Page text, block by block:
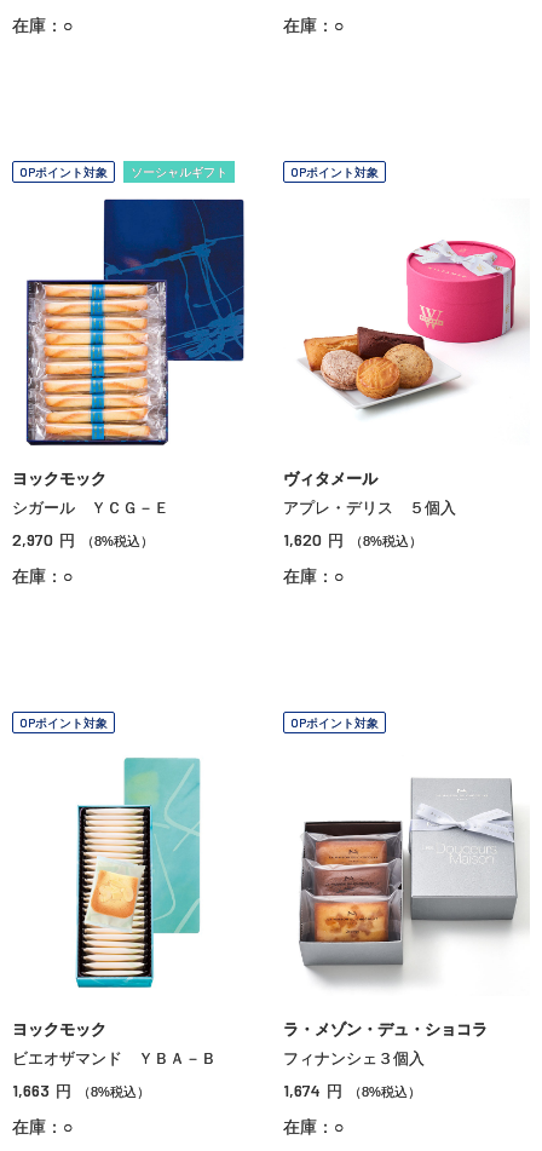
在庫：○ 在庫：○
OPポイント対象 ソーシャルギフト
ヨックモック
シガール ＹＣＧ－Ｅ
2,970 円 （8%税込）
在庫：○
OPポイント対象
ヴィタメール
アプレ・デリス ５個入
1,620 円 （8%税込）
在庫：○
OPポイント対象
ヨックモック
ビエオザマンド ＹＢＡ－Ｂ
1,663 円 （8%税込）
在庫：○
OPポイント対象
ラ・メゾン・デュ・ショコラ
フィナンシェ３個入
1,674 円 （8%税込）
在庫：○